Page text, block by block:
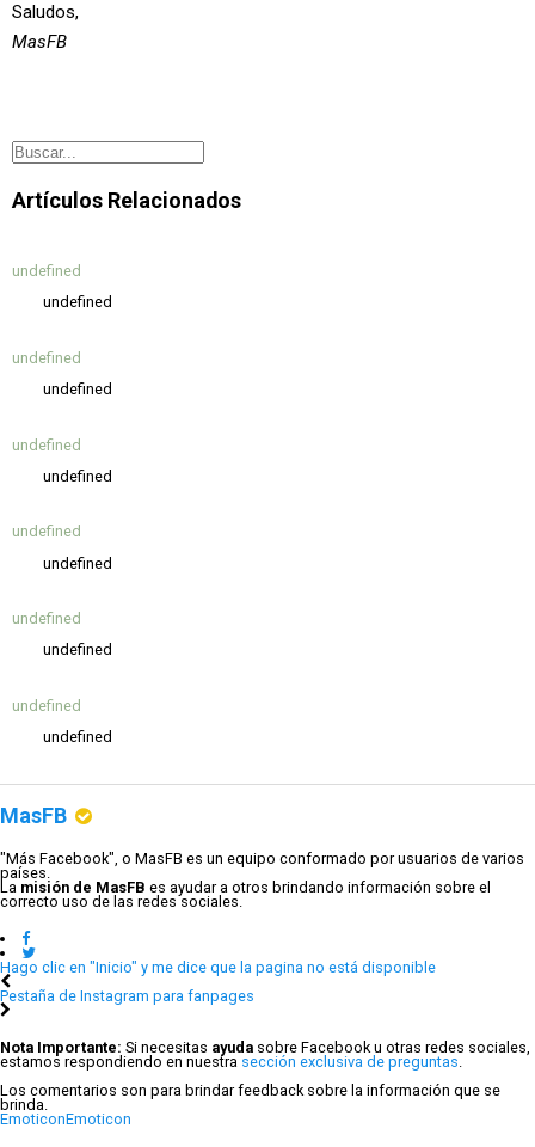
Saludos,
MasFB
Artículos Relacionados
undefined
undefined
undefined
undefined
undefined
undefined
undefined
undefined
undefined
undefined
undefined
undefined
MasFB
"Más Facebook", o MasFB es un equipo conformado por usuarios de varios
países.
La misión de MasFB es ayudar a otros brindando información sobre el
correcto uso de las redes sociales.
Hago clic en "Inicio" y me dice que la pagina no está disponible
Pestaña de Instagram para fanpages
Nota Importante: Si necesitas ayuda sobre Facebook u otras redes sociales,
estamos respondiendo en nuestra sección exclusiva de preguntas.
Los comentarios son para brindar feedback sobre la información que se
brinda.
EmoticonEmoticon